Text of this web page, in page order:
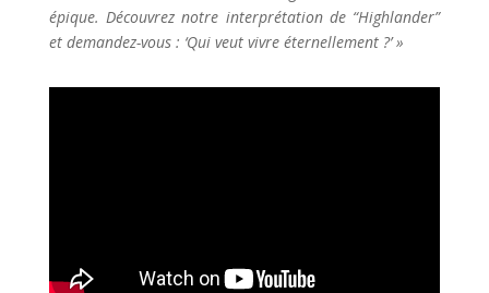
épique. Découvrez notre interprétation de “Highlander”
et demandez-vous : ‘Qui veut vivre éternellement ?’ »